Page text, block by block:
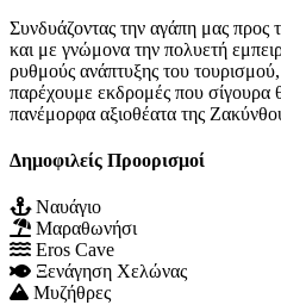
Συνδυάζοντας την αγάπη μας προς
και με γνώμονα την πολυετή
ρυθμούς ανάπτυξης του
παρέχουμε εκδρομές που σίγουρα
πανέμορφα αξιοθέατα της
Δημοφιλείς Προορισμοί
Ναυάγιο
Μαραθωνήσι
Eros Cave
Ξενάγηση Χελώνας
Μυζήθρες